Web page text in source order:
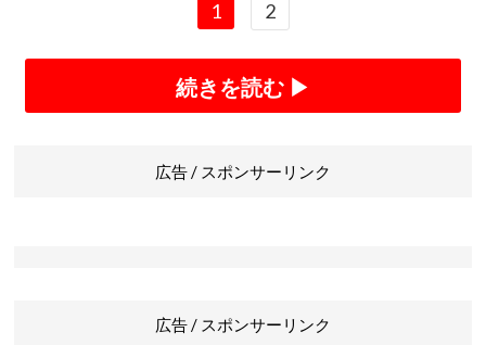
1 2
続きを読む ▶
広告 / スポンサーリンク
広告 / スポンサーリンク